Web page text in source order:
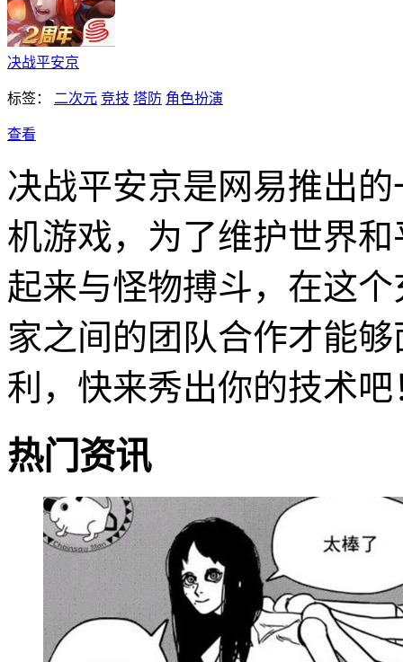
决战平安京
标签： 二次元 竞技 塔防 角色扮演
查看
决战平安京是网易推出
机游戏，为了维护世界
起来与怪物搏斗，在这
家之间的团队合作才能
利，快来秀出你的技术吧
热门资讯